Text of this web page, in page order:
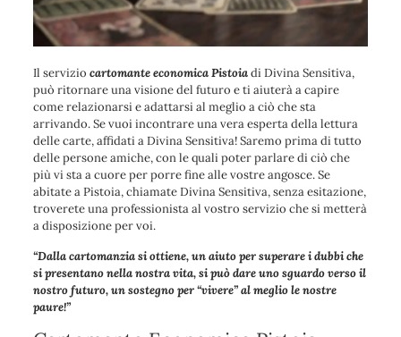
Il servizio cartomante economica Pistoiadi Divina Sensitiva,
può ritornare una visione del futuro e ti aiuterà a capire
come relazionarsi e adattarsi al meglio a ciò che sta
arrivando. Se vuoi incontrare una vera esperta della lettura
delle carte, affidati a Divina Sensitiva! Saremo prima di tutto
delle persone amiche, con le quali poter parlare di ciò che
più vi sta a cuore per porre fine alle vostre angosce. Se
abitate a Pistoia, chiamate Divina Sensitiva, senza esitazione,
troverete una professionista al vostro servizio che si metterà
a disposizione per voi.
“Dalla cartomanzia si ottiene, un aiuto per superare i dubbi che
si presentano nella nostra vita, si può dare uno sguardo verso il
nostro futuro, un sostegno per “vivere” al meglio le nostre
paure!”